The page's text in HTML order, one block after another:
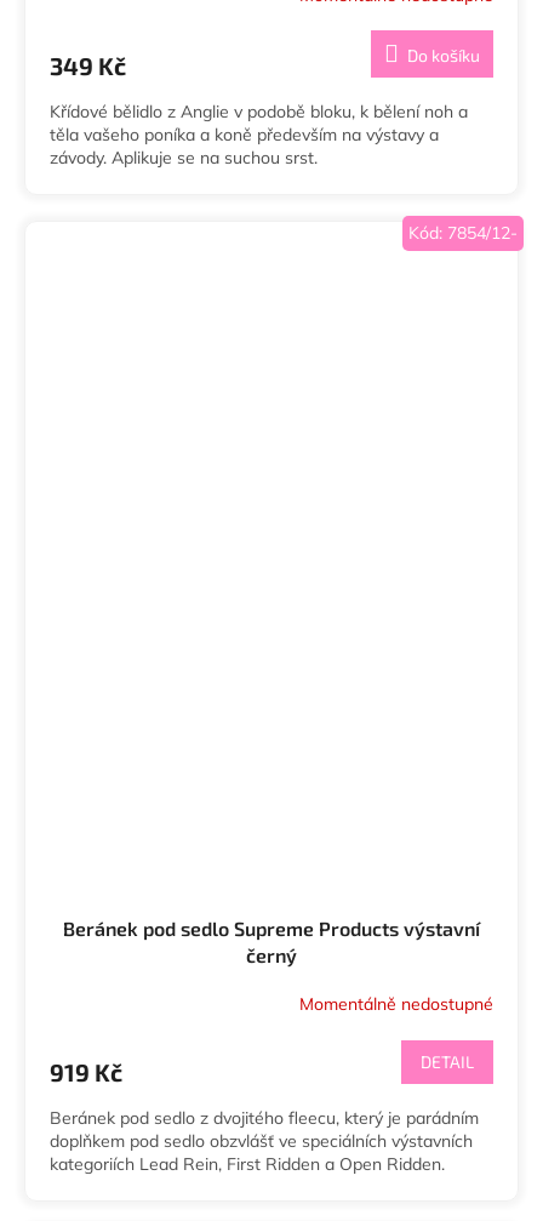
349 Kč Do košíku
Křídové bělidlo z Anglie v podobě bloku, k bělení noh a
těla vašeho poníka a koně především na výstavy a
závody. Aplikuje se na suchou srst.
Beránek pod sedlo Supreme Products výstavní
černý
Momentálně nedostupné
919 Kč DETAIL
Beránek pod sedlo z dvojitého fleecu, který je parádním
doplňkem pod sedlo obzvlášť ve speciálních výstavních
kategoriích Lead Rein, First Ridden a Open Ridden.
Kód: 7854/12-